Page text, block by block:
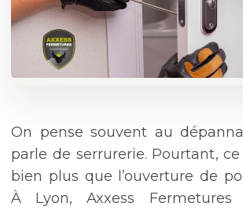
On pense souvent au
parle de serrurerie. Pourtant,
bien plus que l’ouverture de
À Lyon, Axxess